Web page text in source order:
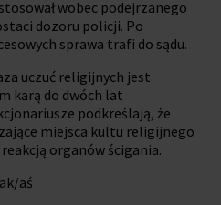
wobec podejrzanego
dozoru policji. Po
sprawa trafi do sądu.
uczuć religijnych jest
karą do dwóch lat
podkreślają, że
miejsca kultu religijnego
organów ścigania.
aś